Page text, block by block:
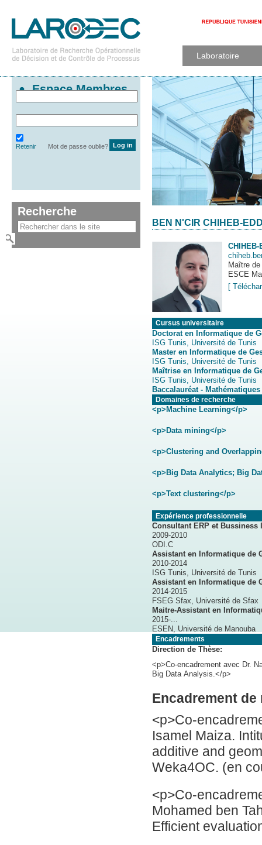
Laboratoire
BEN N'CIR CHIHEB-
CHIHEB-
Maître
ESCE
[
Cursus universitaire
Doctorat en Informatique de
ISG Tunis, Université de Tunis
Master en Informatique de
ISG Tunis, Université de Tunis
Maîtrise en Informatique de
ISG Tunis, Université de Tunis
Baccalauréat - Mathématiques
Domaines de recherche
<p>Machine Learning</p>
<p>Data mining</p>
<p>Clustering and
<p>Big Data Analytics; Big
<p>Text clustering</p>
Expérience professionnelle
Consultant ERP et Bussiness
2009-2010
ODI.C
Assistant en Informatique
2010-2014
ISG Tunis, Université de Tunis
Assistant en Informatique
2014-2015
FSEG Sfax, Université de Sfax
Maitre-Assistant en
2015-...
ESEN, Université de Manouba
Encadrements
Direction de Thèse:
<p>Co-encadrement avec Dr.
Big Data Analysis.</p>
Encadrement
<p>Co-
Isamel Maiza.
additive and
Weka4OC. (en
<p>Co-
Mohamed ben
Efficient
Espace Membres
Retenir Mot de passe oublie?
Recherche